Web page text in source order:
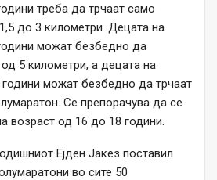
треба да трчаат само
до 3 километри. Децата на
можат безбедно да
од 5 километри, а децата на
можат безбедно да трчаат
Се препорачува да се
возраст од 16 до 18 години.
Ејден Јакез поставил
во сите 50